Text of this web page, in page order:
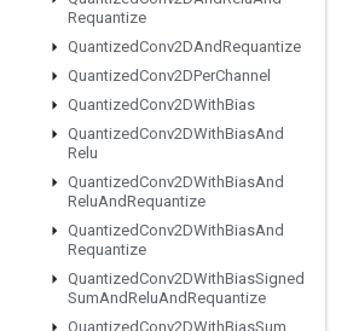
Requantize
QuantizedConv2DAndRequantize
QuantizedConv2DPerChannel
QuantizedConv2DWithBias
QuantizedConv2DWithBiasAnd
Relu
QuantizedConv2DWithBiasAnd
ReluAndRequantize
QuantizedConv2DWithBiasAnd
Requantize
QuantizedConv2DWithBiasSigned
SumAndReluAndRequantize
QuantizedConv2DWithBiasSum